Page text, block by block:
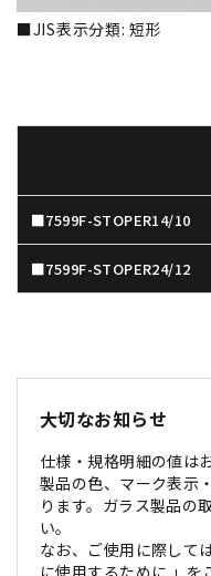
■JIS表示分類: 短形
■7599F-STOPER14/10
■7599F-STOPER24/12
大切なお知らせ
仕様・規格明細の値は
製品の色、マーク表示
ります。ガラス製品の
い。
なお、ご使用に際して